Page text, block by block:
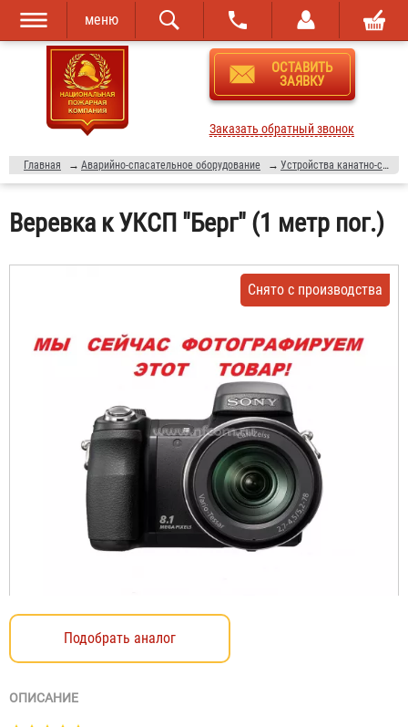
Перейти к
основному
содержанию
Skip to
navigation
меню
ОСТАВИТЬ
ЗАЯВКУ
Заказать обратный звонок
Главная → Аварийно-спасательное оборудование → Устройства канатно-спусковые автоматические
Веревка к УКСП "Берг" (1 метр пог.)
Снято с производства
Подобрать аналог
ОПИСАНИЕ